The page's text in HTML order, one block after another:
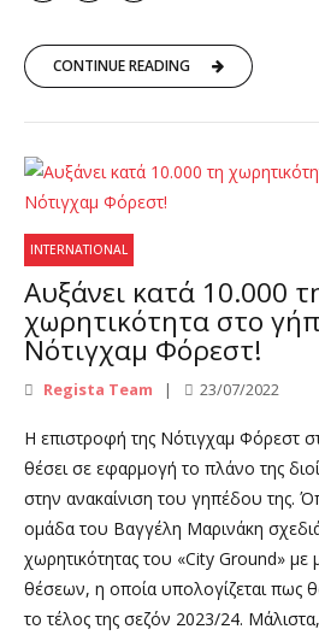
CONTINUE READING
INTERNATIONAL
Αυξάνει κατά 10.000
χωρητικότητα στο
Νότιγχαμ Φόρεστ!
Regista Team 23/07/2022
Η επιστροφή της Νότιγχαμ Φόρεστ
θέσει σε εφαρμογή το πλάνο της
στην ανακαίνιση του γηπέδου της.
ομάδα του Βαγγέλη Μαρινάκη
χωρητικότητας του «City Ground» με
θέσεων, η οποία υπολογίζεται πως
το τέλος της σεζόν 2023/24.